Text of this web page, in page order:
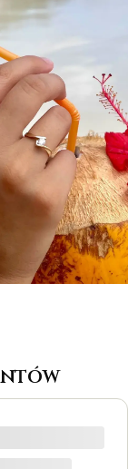
biżuteria